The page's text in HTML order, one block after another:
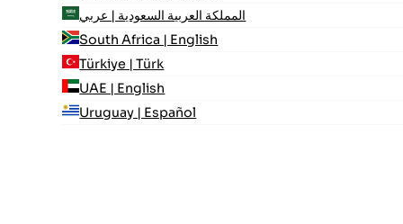
المملكة العربية السعودية | عربي
South Africa | English
Türkiye | Türk
UAE | English
Uruguay | Español